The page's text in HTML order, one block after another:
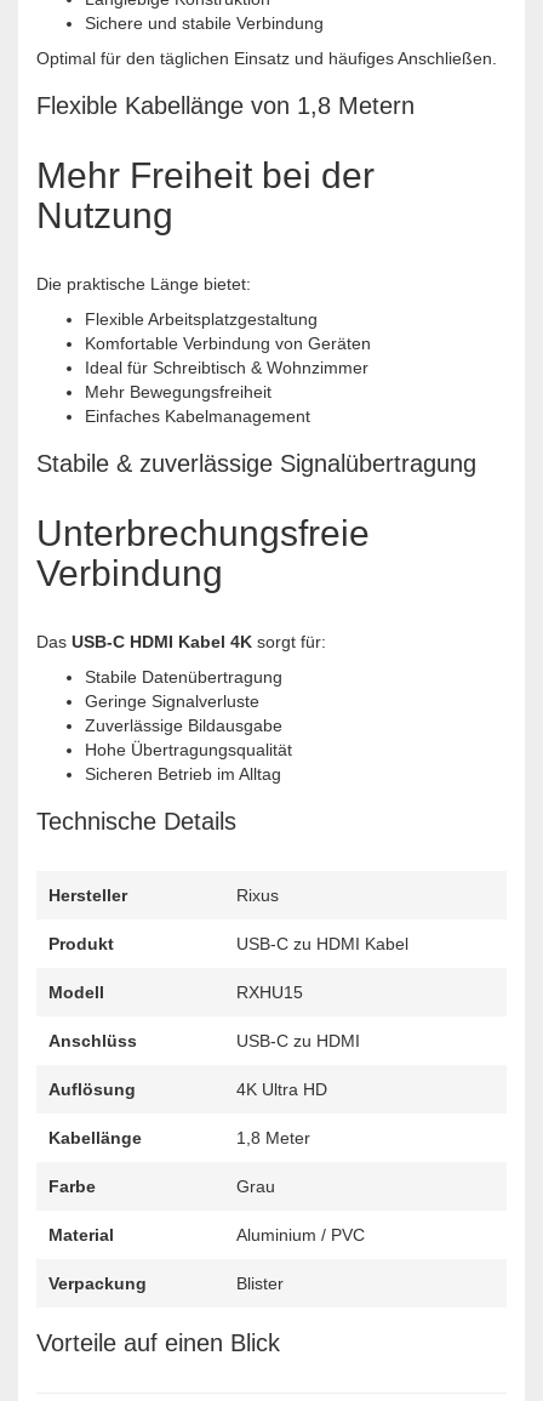
Sichere und stabile Verbindung
Optimal für den täglichen Einsatz und häufiges Anschließen.
Flexible Kabellänge von 1,8 Metern
Mehr Freiheit bei der
Nutzung
Die praktische Länge bietet:
Flexible Arbeitsplatzgestaltung
Komfortable Verbindung von Geräten
Ideal für Schreibtisch & Wohnzimmer
Mehr Bewegungsfreiheit
Einfaches Kabelmanagement
Stabile & zuverlässige Signalübertragung
Unterbrechungsfreie
Verbindung
Das USB-C HDMI Kabel 4K sorgt für:
Stabile Datenübertragung
Geringe Signalverluste
Zuverlässige Bildausgabe
Hohe Übertragungsqualität
Sicheren Betrieb im Alltag
Technische Details
Hersteller Rixus
Produkt USB-C zu HDMI Kabel
Modell RXHU15
Anschlüss USB-C zu HDMI
Auflösung 4K Ultra HD
Kabellänge 1,8 Meter
Farbe Grau
Material Aluminium / PVC
Verpackung Blister
Vorteile auf einen Blick